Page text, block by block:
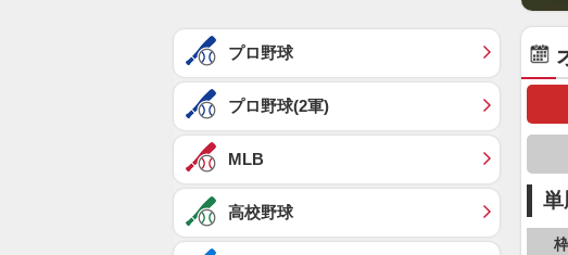
単
プロ野球
プロ野球(2軍)
MLB
高校野球